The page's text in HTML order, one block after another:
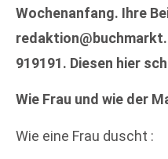
Wochenanfang. Ihre
919191. Diesen hier
Wie Frau und wie der
Wie eine Frau duscht :